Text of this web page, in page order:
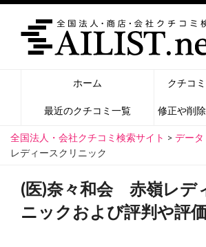
ホーム クチコ
最近のクチコミ一覧 修正や削
全国法人・会社クチコミ検索サイト > データ
レディースクリニック
(医)奈々和会 赤嶺レデ
ニックおよび評判や評